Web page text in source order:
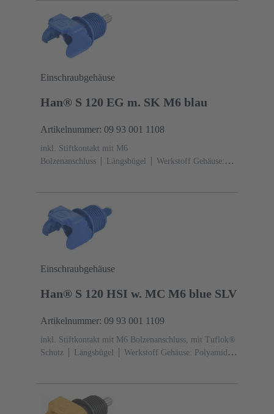
Einschraubgehäuse
Han® S 120 EG m. SK M6 blau
Artikelnummer: 09 93 001 1108
inkl. Stiftkontakt mit M6
Bolzenanschluss
Längsbügel
Werkstoff Gehäuse:
Einschraubgehäuse
Han® S 120 HSI w. MC M6 blue SLV
Artikelnummer: 09 93 001 1109
inkl. Stiftkontakt mit M6 Bolzenanschluss, mit Tuflok®
Schutz
Längsbügel
Werkstoff Gehäuse: Polyamid